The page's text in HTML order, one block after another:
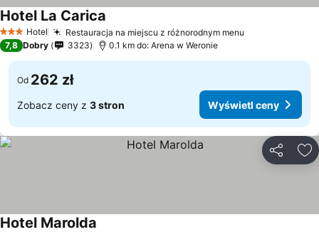
3 Kategoria
Hotel Restauracja na miejscu z różnorodnym menu
Hotel La Carica
7,8 Dobry 3323 0.1 km do: Arena w Weronie
Od 262 zł
Zobacz ceny z 3 stron Wyświetl ceny
Hotel Marolda